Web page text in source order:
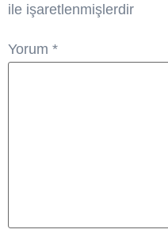
ile işaretlenmişlerdir
Yorum *